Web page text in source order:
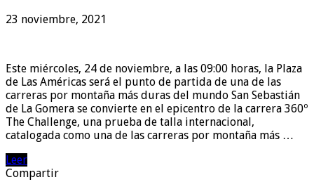
23 noviembre, 2021
Este miércoles, 24 de noviembre, a las 09:00 horas, la Plaza
de Las Américas será el punto de partida de una de las
carreras por montaña más duras del mundo San Sebastián
de La Gomera se convierte en el epicentro de la carrera 360º
The Challenge, una prueba de talla internacional,
catalogada como una de las carreras por montaña más …
Leer
Compartir